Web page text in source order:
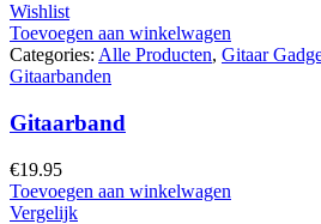
Wishlist
Toevoegen aan winkelwagen
Categories: Alle Producten, Gitaar
Gitaarbanden
Gitaarband
€19.95
Toevoegen aan winkelwagen
Vergelijk